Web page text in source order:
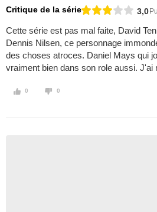
Critique de la série 3,0
Cette série est pas mal faite, David
Dennis Nilsen, ce personnage
des choses atroces. Daniel Mays qui
vraiment bien dans son role aussi. J'ai
0 0